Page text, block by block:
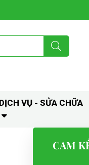
DỊCH VỤ - SỬA CHỮA
CAM